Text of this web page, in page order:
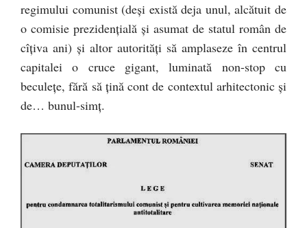
regimului comunist (deşi există deja unul, alcătuit de
o comisie prezidenţială şi asumat de statul român de
cîţiva ani) şi altor autorităţi să amplaseze în centrul
capitalei o cruce gigant, luminată non-stop cu
beculeţe, fără să ţină cont de contextul arhitectonic şi
de… bunul-simţ.